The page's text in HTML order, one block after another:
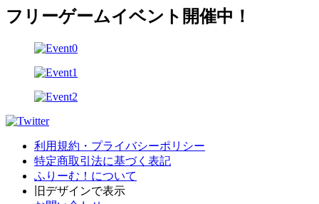
フリーゲームイベント開催中！
利用規約・プライバシーポリシー
特定商取引法に基づく表記
ふりーむ！について
旧デザインで表示